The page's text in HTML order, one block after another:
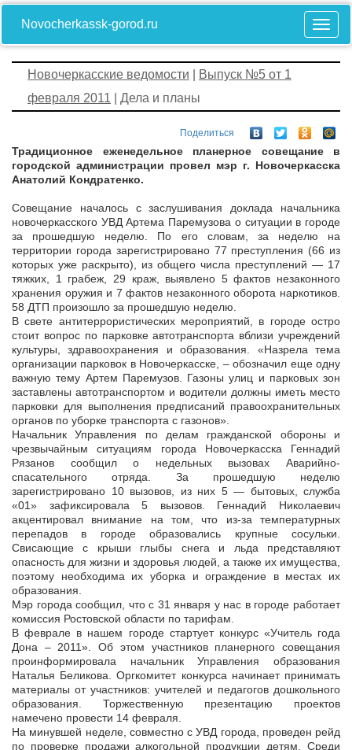
Novocherkassk-gorod.ru
Новочеркасские ведомости
Выпуск №5 от 1
февраля 2011 | Дела и планы
Поделиться
Традиционное еженедельное планерное совещание в
городской администрации провел мэр г. Новочеркасска
Анатолий Кондратенко.
Совещание началось с заслушивания доклада начальника
новочеркасского УВД Артема Паремузова о ситуации в городе
за прошедшую неделю. По его словам, за неделю на
территории города зарегистрировано 77 преступления (66 из
которых уже раскрыто), из общего числа преступлений — 17
тяжких, 1 грабеж, 29 краж, выявлено 5 фактов незаконного
хранения оружия и 7 фактов незаконного оборота наркотиков.
58 ДТП произошло за прошедшую неделю.
В свете антитеррористических мероприятий, в городе остро
стоит вопрос по парковке автотранспорта вблизи учреждений
культуры, здравоохранения и образования. «Назрела тема
организации парковок в Новочеркасске, – обозначил еще одну
важную тему Артем Паремузов. Газоны улиц и парковых зон
заставлены автотранспортом и водители должны иметь место
парковки для выполнения предписаний правоохранительных
органов по уборке транспорта с газонов».
Начальник Управления по делам гражданской обороны и
чрезвычайным ситуациям города Новочеркасска Геннадий
Рязанов сообщил о недельных вызовах Аварийно-
спасательного отряда. За прошедшую неделю
зарегистрировано 10 вызовов, из них 5 — бытовых, служба
«01» зафиксировала 5 вызовов. Геннадий Николаевич
акцентировал внимание на том, что из-за температурных
перепадов в городе образовались крупные сосульки.
Свисающие с крыши глыбы снега и льда представляют
опасность для жизни и здоровья людей, а также их имущества,
поэтому необходима их уборка и ограждение в местах их
образования.
Мэр города сообщил, что с 31 января у нас в городе работает
комиссия Ростовской области по тарифам.
В феврале в нашем городе стартует конкурс «Учитель года
Дона – 2011». Об этом участников планерного совещания
проинформировала начальник Управления образования
Наталья Беликова. Оргкомитет конкурса начинает принимать
материалы от участников: учителей и педагогов дошкольного
образования. Торжественную презентацию проектов
намечено провести 14 февраля.
На минувшей неделе, совместно с УВД города, проведен рейд
по проверке продажи алкогольной продукции детям. Среди